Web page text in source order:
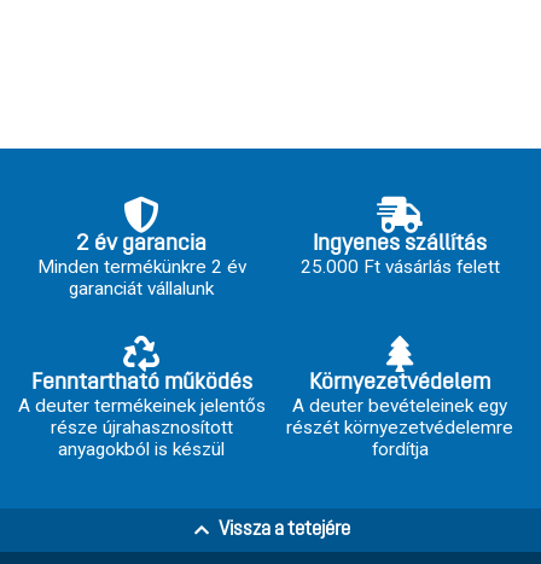
2 év garancia
Minden termékünkre 2 év
garanciát vállalunk
Ingyenes szállítás
25.000 Ft vásárlás felett
Fenntartható működés
A deuter termékeinek jelentős
része újrahasznosított
anyagokból is készül
Környezetvédelem
A deuter bevételeinek egy
részét környezetvédelemre
fordítja
Vissza a tetejére